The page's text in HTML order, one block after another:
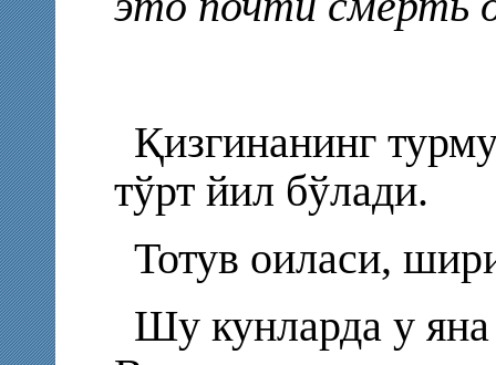
Қизгинанинг
тўрт йил бўлади.
Тотув оиласи,
Шу кунларда у